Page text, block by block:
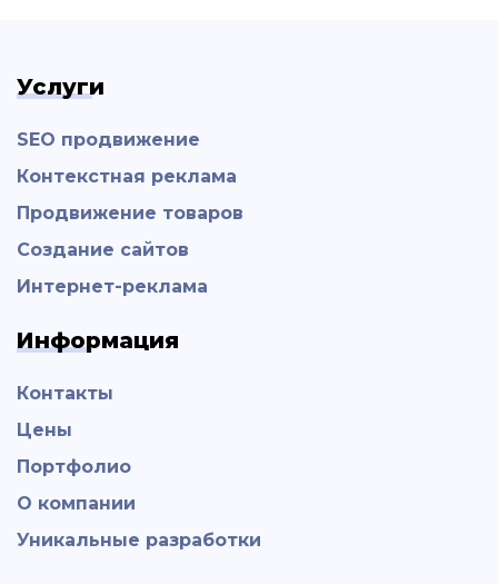
Услуги
SEO продвижение
Контекстная реклама
Продвижение товаров
Создание сайтов
Интернет-реклама
Информация
Контакты
Цены
Портфолио
О компании
Уникальные разработки